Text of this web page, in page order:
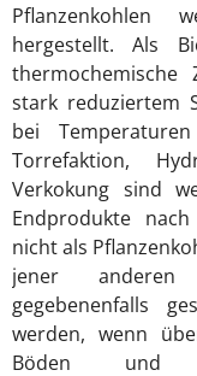
Pflanzenkohlen
hergestellt. Als
thermochemische
stark reduziertem
bei
Torrefaktion,
Verkokung sind
Endprodukte
nicht als
jener anderen
gegebenenfalls
werden, wenn
Böden und